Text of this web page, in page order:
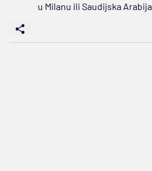
u Milanu ili Saudijska Arabija.